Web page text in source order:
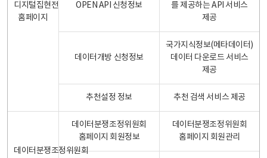
디지털집현전
홈페이지
OPEN API 신청정보
를 제공하는 API 서비스
제공
데이터개방 신청정보
국가지식정보(메타데이터)
데이터 다운로드 서비스
제공
추천설정 정보 추천 검색 서비스 제공
데이터분쟁조정위원회
데이터분쟁조정위원회
홈페이지 회원정보
데이터분쟁조정위원회
홈페이지 회원관리